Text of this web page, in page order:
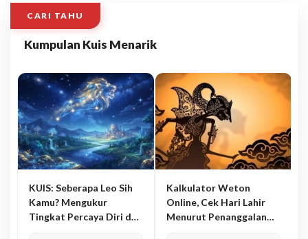
CARI TAHU
Kumpulan Kuis Menarik
KUIS: Seberapa Leo Sih
Kamu? Mengukur
Tingkat Percaya Diri dan
Kalkulator Weton
Online, Cek Hari Lahir
Menurut Penanggalan